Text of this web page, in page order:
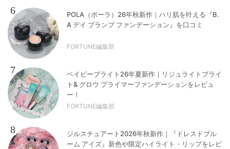
6
POLA（ポーラ）26年秋新作｜ハリ肌を叶える『B.
A デイ プランプ ファンデーション』を口コミ
FORTUNE編集部
7
ベイビーブライト26年夏新作｜リジュライトブライ
ト& グロウ プライマーファンデーションをレビュ
ー！
FORTUNE編集部
8
ジルスチュアート2026年秋新作｜『ドレスドブル
ーム アイズ』新色や限定ハイライト・リップをレビ